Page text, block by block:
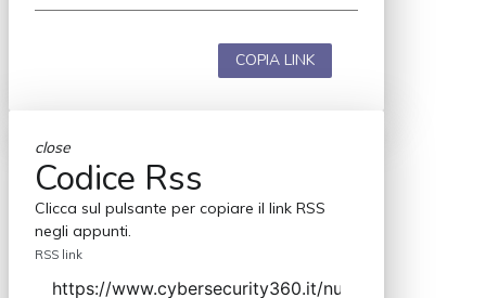
COPIA LINK
close
Codice Rss
Clicca sul pulsante per copiare il link RSS
negli appunti.
RSS link